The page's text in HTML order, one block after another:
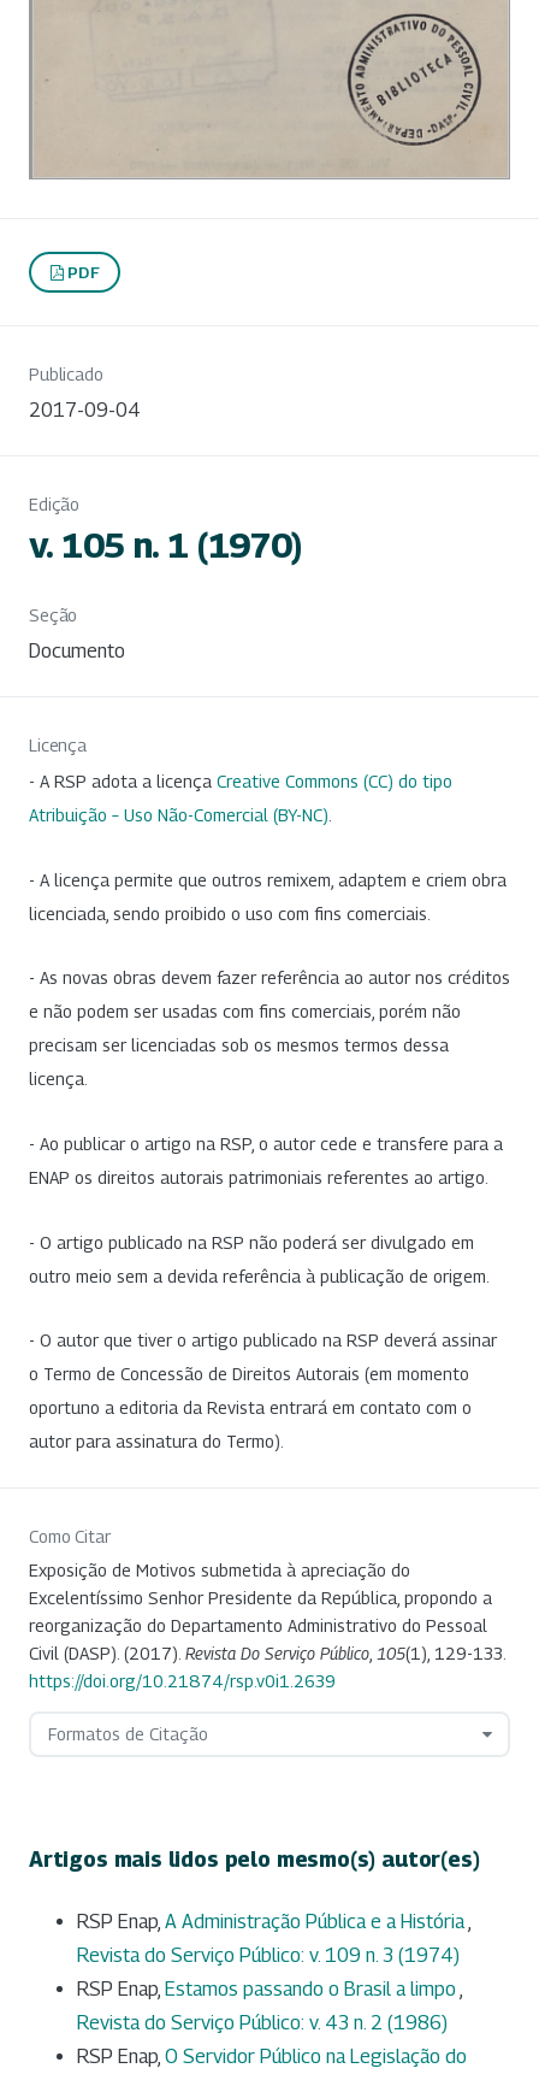
PDF
Publicado
2017-09-04
Edição
v. 105 n. 1 (1970)
Seção
Documento
Licença
- A RSP adota a licença Creative Commons (CC) do tipo
Atribuição – Uso Não-Comercial (BY-NC)
- A licença permite que outros remixem, adaptem e criem obra
licenciada, sendo proibido o uso com fins comerciais.
- As novas obras devem fazer referência ao autor nos créditos
e não podem ser usadas com fins comerciais, porém não
precisam ser licenciadas sob os mesmos termos dessa
licença.
- Ao publicar o artigo na RSP, o autor cede e transfere para a
ENAP os direitos autorais patrimoniais referentes ao artigo.
- O artigo publicado na RSP não poderá ser divulgado em
outro meio sem a devida referência à publicação de origem.
- O autor que tiver o artigo publicado na RSP deverá assinar
o Termo de Concessão de Direitos Autorais (em momento
oportuno a editoria da Revista entrará em contato com o
autor para assinatura do Termo).
Como Citar
Exposição de Motivos submetida à apreciação do
Excelentíssimo Senhor Presidente da República, propondo a
reorganização do Departamento Administrativo do Pessoal
Civil (DASP). (2017). Revista Do Serviço Público 105(1), 129-133.
https://doi.org/10.21874/rsp.v0i1.2639
Formatos de Citação
Artigos mais lidos pelo mesmo(s) autor(es)
RSP Enap, A Administração Pública e a História
Revista do Serviço Público: v. 109 n. 3 (1974)
RSP Enap, Estamos passando o Brasil a limpo
Revista do Serviço Público: v. 43 n. 2 (1986)
RSP Enap, O Servidor Público na Legislação do